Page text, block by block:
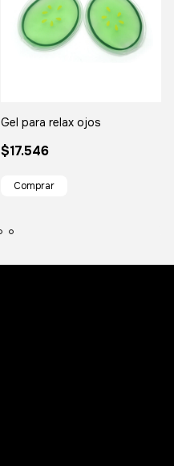
Gel para relax ojos
$17.546